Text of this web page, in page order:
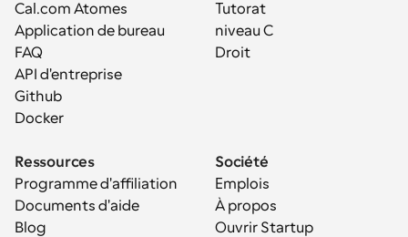
Cal.com Atomes
Application de bureau
FAQ
API d'entreprise
Github
Docker
Tutorat
niveau C
Droit
Ressources
Programme d'affiliation
Documents d'aide
Blog
Société
Emplois
À propos
Ouvrir Startup